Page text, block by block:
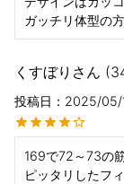
ガッチリ体型の
くすぼり
投稿日
2025/05/
169で72～73の
ピッタリしたフ